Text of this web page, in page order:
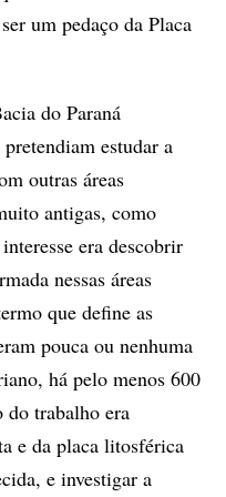
um pedaço da Placa
do Paraná
estudar a
outras áreas
antigas, como
era descobrir
nessas áreas
que define as
pouca ou nenhuma
há pelo menos 600
do trabalho era
e da placa litosférica
e investigar a